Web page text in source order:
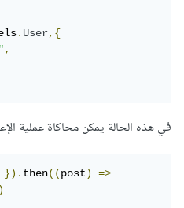
.User,{
,
في هذه الحالة يمكن محاكاة عملية
}).then((post)
=>